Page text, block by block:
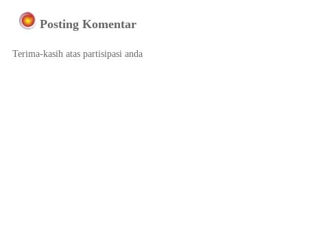
Posting Komentar
Terima-kasih atas partisipasi anda